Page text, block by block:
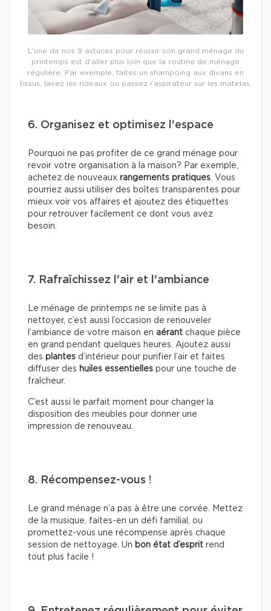
L’une de nos 9 astuces pour réussir son grand ménage du
printemps est d’aller plus loin que la routine de ménage
régulière. Par exemple, faites un shampoing aux divans en
tissus, lavez les rideaux ou passez l’aspirateur sur les matelas.
6. Organisez et optimisez l'espace
Pourquoi ne pas profiter de ce grand ménage pour
revoir votre organisation à la maison? Par exemple,
achetez de nouveaux rangements pratiques. Vous
pourriez aussi utiliser des boîtes transparentes pour
mieux voir vos affaires et ajoutez des étiquettes
pour retrouver facilement ce dont vous avez
besoin.
7. Rafraîchissez l'air et l'ambiance
Le ménage de printemps ne se limite pas à
nettoyer, c’est aussi l’occasion de renouveler
l’ambiance de votre maison en aérant chaque pièce
en grand pendant quelques heures. Ajoutez aussi
des plantes d’intérieur pour purifier l’air et faites
diffuser des huiles essentielles pour une touche de
fraîcheur.
C’est aussi le parfait moment pour changer la
disposition des meubles pour donner une
impression de renouveau.
8. Récompensez-vous !
Le grand ménage n’a pas à être une corvée. Mettez
de la musique, faites-en un défi familial, ou
promettez-vous une récompense après chaque
session de nettoyage. Un bon état d’esprit rend
tout plus facile !